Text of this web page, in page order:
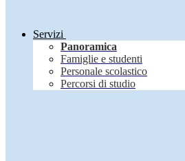
Servizi
Panoramica
Famiglie e studenti
Personale scolastico
Percorsi di studio